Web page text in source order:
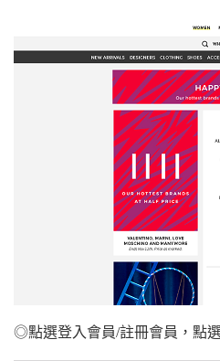
◎點選登入會員/註冊會員，點